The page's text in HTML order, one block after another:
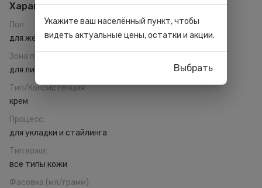
Характеристики
Пол:
для женщин
Зона применения
для лица
Тип/Консистенция:
крем
Процесс:
для укладки и стайлинга
Тип кожи:
все типы кожи
Фасовка (мл/грамм):
Укажите ваш населённый пункт, чтобы
видеть актуальные цены, остатки и акции.
Выбрать